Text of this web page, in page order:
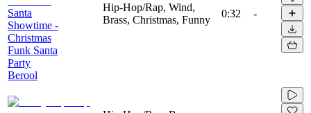
Santa
Showtime -
Christmas
Funk Santa
Party
Berool
Hip-Hop/Rap, Wind,
Brass, Christmas, Funny
0:32 -